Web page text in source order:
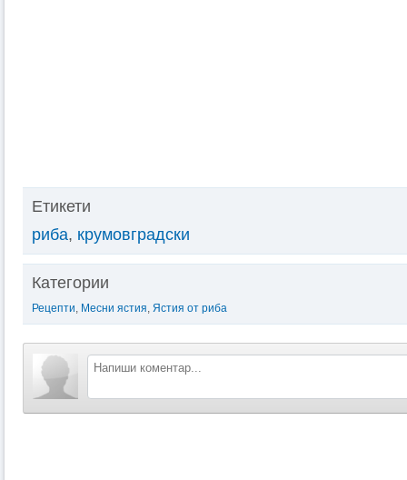
Етикети
риба, крумовградски
Категории
Рецепти, Месни ястия, Ястия от риба